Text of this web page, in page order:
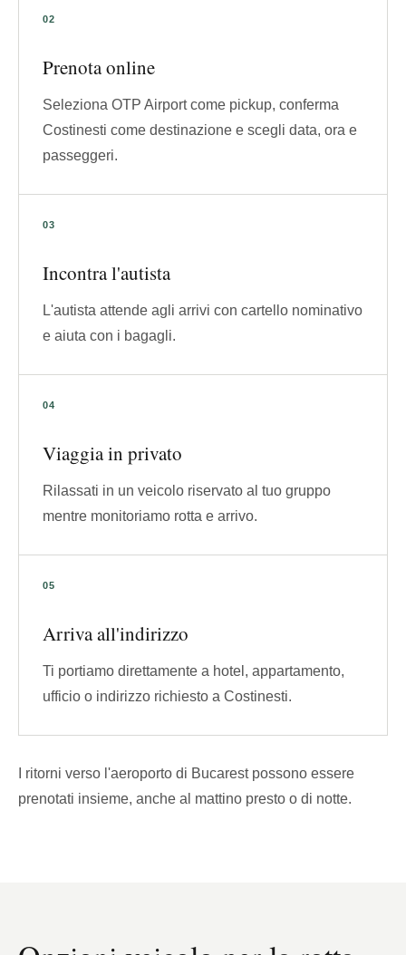
Prenota online
Seleziona OTP Airport come pickup, conferma
Costinesti come destinazione e scegli data, ora e
passeggeri.
Incontra l'autista
L'autista attende agli arrivi con cartello nominativo
e aiuta con i bagagli.
Viaggia in privato
Rilassati in un veicolo riservato al tuo gruppo
mentre monitoriamo rotta e arrivo.
Arriva all'indirizzo
Ti portiamo direttamente a hotel, appartamento,
ufficio o indirizzo richiesto a Costinesti.
I ritorni verso l'aeroporto di Bucarest possono essere
prenotati insieme, anche al mattino presto o di notte.